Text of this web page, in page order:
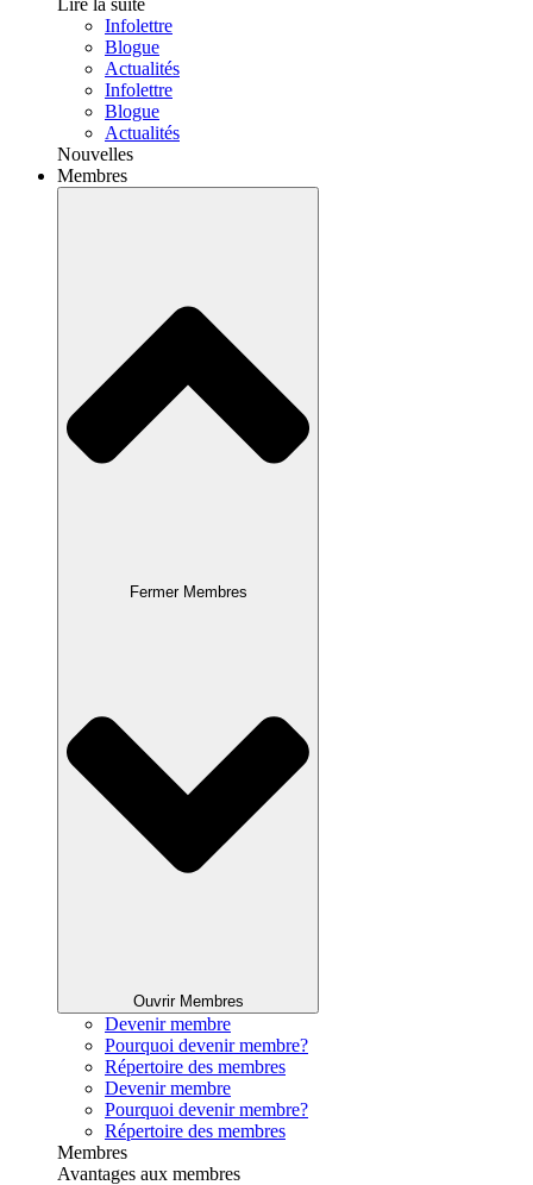
Lire la suite
Infolettre
Blogue
Actualités
Infolettre
Blogue
Actualités
Nouvelles
Membres
Fermer Membres
Ouvrir Membres
Devenir membre
Pourquoi devenir membre?
Répertoire des membres
Devenir membre
Pourquoi devenir membre?
Répertoire des membres
Membres
Avantages aux membres